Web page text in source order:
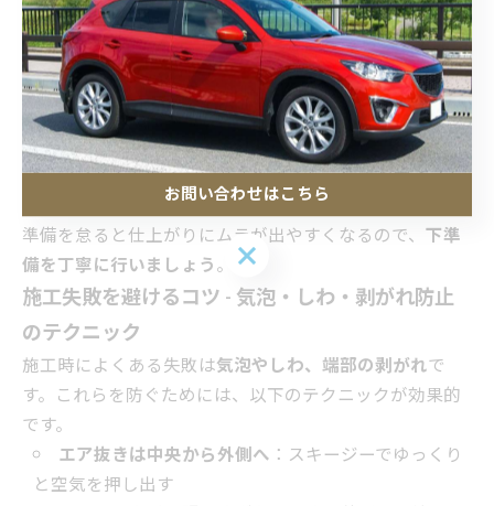
注意点
直射日光や風の強い屋外は避け、埃の少ない屋内で
行う
気温は15～25℃程度が理想。気温が低すぎるとフィ
ルムが硬くなり施工しにくくなります
フィルムを貼る前に必ず仮置きし、位置やサイズを
準備を怠ると仕上がりにムラが出やすくなるので、 下準
備を丁寧に行いましょう。
施工失敗を避けるコツ - 気泡・しわ・剥がれ防止
のテクニック
施工時によくある失敗は気泡やしわ、端部の剥がれで
す。これらを防ぐためには、以下のテクニックが効果的
です。
エア抜きは中央から外側へ ：スキージーでゆっくり
と空気を押し出す
お問い合わせはこちら
お問い合わせはこちら